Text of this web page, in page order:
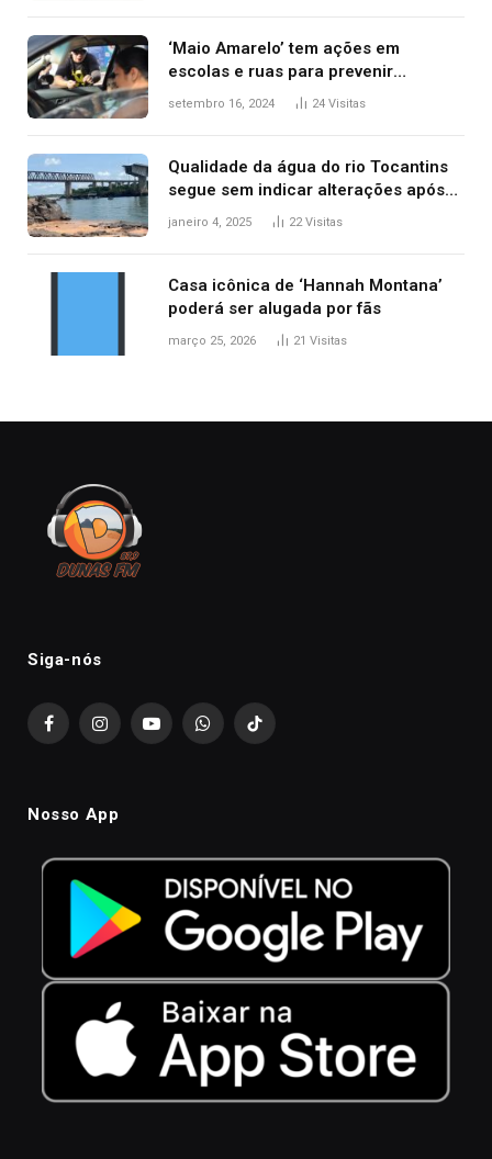
‘Maio Amarelo’ tem ações em
escolas e ruas para prevenir
acidentes no trânsito no AP
setembro 16, 2024 24 Visitas
Qualidade da água do rio Tocantins
segue sem indicar alterações após
desabamento da ponte entre MA e
janeiro 4, 2025 22Visitas
Casa icônica de ‘Hannah Montana’
poderá ser alugada por fãs
março 25, 2026 21 Visitas
Siga-nós
FacebookInstagramYouTubeWhatsAppTikTok
Nosso App